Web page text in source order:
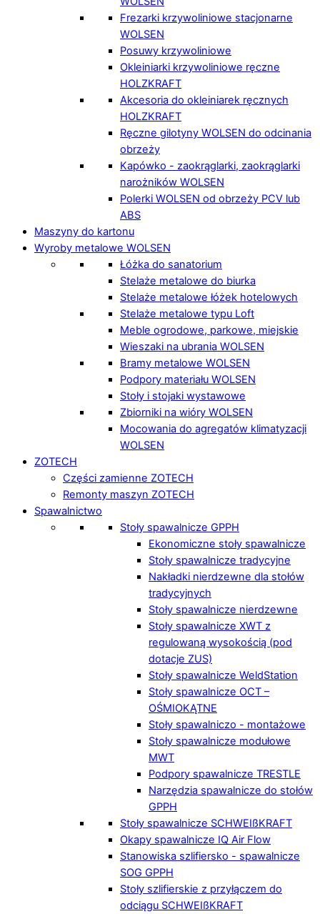
Frezarki krzywoliniowe stacjonarne
WOLSEN
Posuwy krzywoliniowe
Okleiniarki krzywoliniowe ręczne
HOLZKRAFT
Akcesoria do okleiniarek ręcznych
HOLZKRAFT
Ręczne gilotyny WOLSEN do odcinania
obrzeży
Kapówko - zaokrąglarki, zaokrąglarki
narożników WOLSEN
Polerki WOLSEN od obrzeży PCV lub
ABS
Maszyny do kartonu
Wyroby metalowe WOLSEN
Łóżka do sanatorium
Stelaże metalowe do biurka
Stelaże metalowe łóżek hotelowych
Stelaże metalowe typu Loft
Meble ogrodowe, parkowe, miejskie
Wieszaki na ubrania WOLSEN
Bramy metalowe WOLSEN
Podpory materiału WOLSEN
Stoły i stojaki wystawowe
Zbiorniki na wióry WOLSEN
Mocowania do agregatów klimatyzacji
WOLSEN
ZOTECH
Części zamienne ZOTECH
Remonty maszyn ZOTECH
Spawalnictwo
Stoły spawalnicze GPPH
Ekonomiczne stoły spawalnicze
Stoły spawalnicze tradycyjne
Nakładki nierdzewne dla stołów
tradycyjnych
Stoły spawalnicze nierdzewne
Stoły spawalnicze XWT z
regulowaną wysokością (pod
dotacje ZUS)
Stoły spawalnicze WeldStation
Stoły spawalnicze OCT –
OŚMIOKĄTNE
Stoły spawalniczo - montażowe
Stoły spawalnicze modułowe
MWT
Podpory spawalnicze TRESTLE
Narzędzia spawalnicze do stołów
GPPH
Stoły spawalnicze SCHWEIßKRAFT
Okapy spawalnicze IQ Air Flow
Stanowiska szlifiersko - spawalnicze
SOG GPPH
Stoły szlifierskie z przyłączem do
odciągu SCHWEIßKRAFT